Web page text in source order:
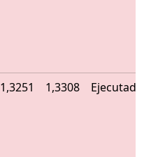
1,3251 1,3308 Ejecutado